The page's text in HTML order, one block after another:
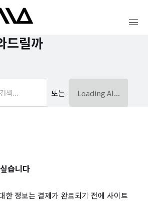
드릴까
또는 Loading AI...
습니다
한 정보는 결제가 완료되기 전에 사이트